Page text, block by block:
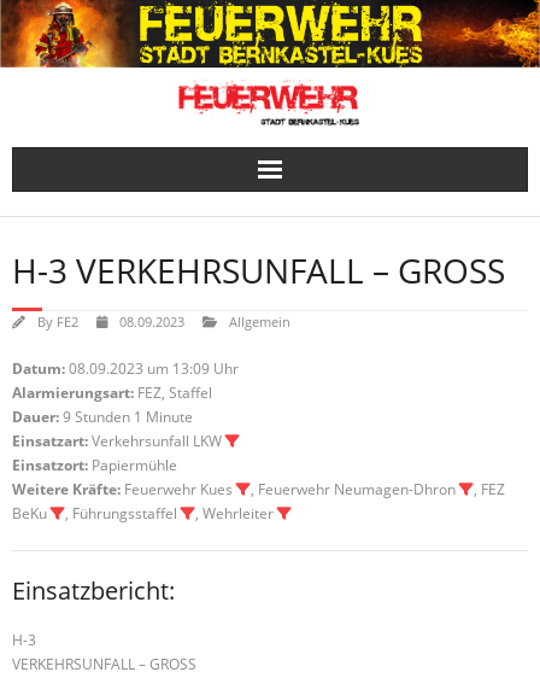
Skip
to
content
H-3 VERKEHRSUNFALL – GROSS
By FE2 08.09.2023 Allgemein
Datum:08.09.2023 um 13:09 Uhr
Alarmierungsart: FEZ, Staffel
Dauer:9 Stunden 1 Minute
Einsatzart:Verkehrsunfall LKW
Einsatzort: Papiermühle
Weitere Kräfte: Feuerwehr Kues , Feuerwehr Neumagen-Dhron
, FEZ
BeKu
, Führungsstaffel , Wehrleiter
Einsatzbericht:
H-3
VERKEHRSUNFALL – GROSS